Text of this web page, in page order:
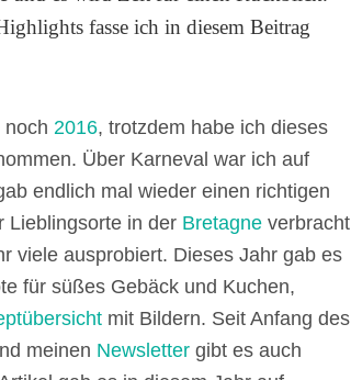
fasse ich in diesem Beitrag
noch 2016, trotzdem habe ich dieses
Über Karneval war ich auf
endlich mal wieder einen richtigen
Lieblingsorte in der Bretagne verbracht
viele ausprobiert. Dieses Jahr gab es
für süßes Gebäck und Kuchen,
mit Bildern. Seit Anfang des
meinen Newsletter gibt es auch